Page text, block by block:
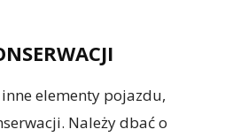
elementy pojazdu,
Należy dbać o